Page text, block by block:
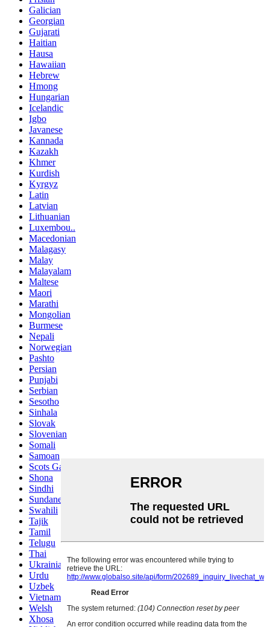
Galician
Georgian
Gujarati
Haitian
Hausa
Hawaiian
Hebrew
Hmong
Hungarian
Icelandic
Igbo
Javanese
Kannada
Kazakh
Khmer
Kurdish
Kyrgyz
Latin
Latvian
Lithuanian
Luxembou..
Macedonian
Malagasy
Malay
Malayalam
Maltese
Maori
Marathi
Mongolian
Burmese
Nepali
Norwegian
Pashto
Persian
Punjabi
Serbian
Sesotho
Sinhala
Slovak
Slovenian
Somali
Samoan
Scots Gaelic
Shona
Sindhi
Sundanese
Swahili
Tajik
Tamil
Telugu
Thai
Ukrainian
Urdu
Uzbek
Vietnamese
Welsh
Xhosa